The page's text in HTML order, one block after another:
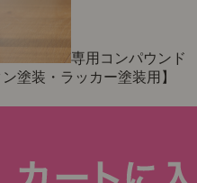
専用コンパウンド
塗装・ラッカー塗装用】